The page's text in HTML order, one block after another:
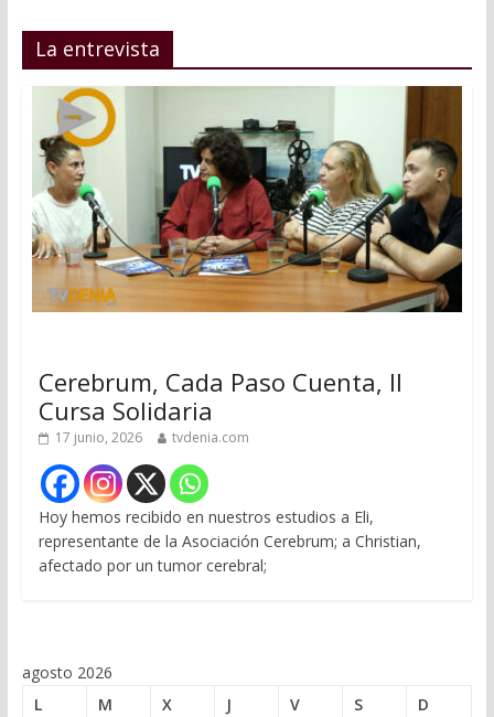
La entrevista
Cerebrum, Cada Paso Cuenta, II
Cursa Solidaria
17 junio, 2026 tvdenia.com
Hoy hemos recibido en nuestros estudios a Eli,
representante de la Asociación Cerebrum; a Christian,
afectado por un tumor cerebral;
agosto 2026
L
M X J V S
D